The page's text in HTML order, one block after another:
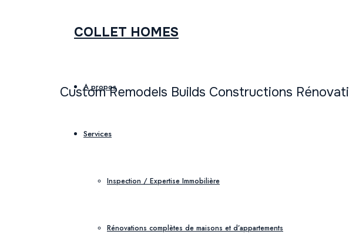
COLLET
COLLET HOMES
Custom Remodels Builds Constructions
A propos
Services
Inspection / Expertise Immobilière
Rénovations complètes de maisons et d’appartements